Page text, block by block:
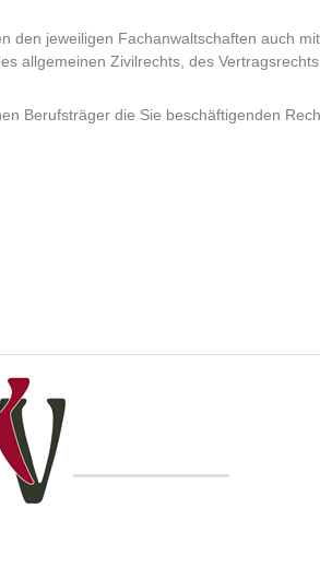
den jeweiligen Fachanwaltschaften auch
allgemeinen Zivilrechts, des
Berufsträger die Sie beschäftigenden